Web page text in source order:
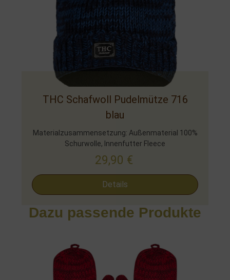
THC Schafwoll Pudelmütze 716
blau
Materialzusammensetzung: Außenmaterial 100%
Schurwolle, Innenfutter Fleece
29,90 €
Details
Dazu passende Produkte